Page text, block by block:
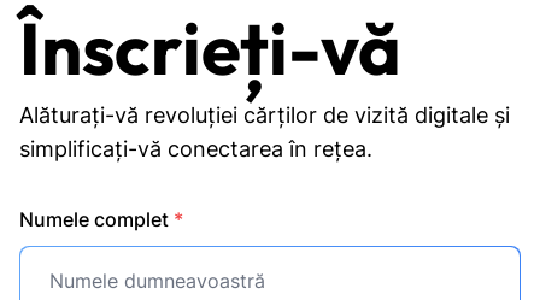
Înscrieți-vă
Alăturați-vă revoluției cărților de vizită digitale și
simplificați-vă conectarea în rețea.
Numele complet *